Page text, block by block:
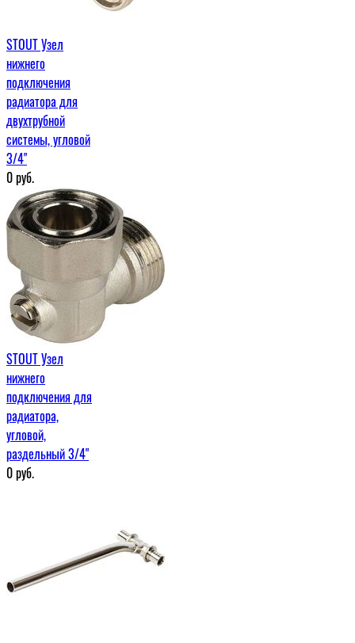
STOUT Узел
нижнего
подключения
радиатора для
двухтрубной
системы, угловой
3/4"
0руб.
STOUT Узел
нижнего
подключения для
радиатора,
угловой,
раздельный 3/4"
0руб.